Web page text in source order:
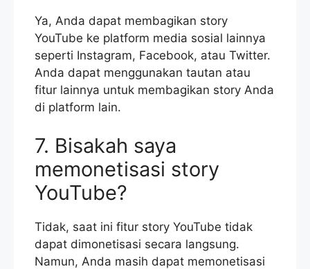
Ya, Anda dapat membagikan story
YouTube ke platform media sosial lainnya
seperti Instagram, Facebook, atau Twitter.
Anda dapat menggunakan tautan atau
fitur lainnya untuk membagikan story Anda
di platform lain.
7. Bisakah saya
memonetisasi story
YouTube?
Tidak, saat ini fitur story YouTube tidak
dapat dimonetisasi secara langsung.
Namun, Anda masih dapat memonetisasi